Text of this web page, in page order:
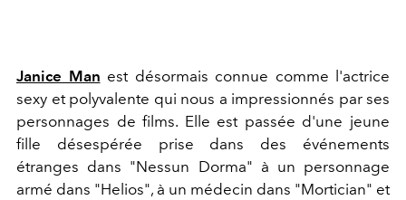
Janice Man est désormais connue comme l'actrice
sexy et polyvalente qui nous a impressionnés par ses
personnages de films. Elle est passée d'une jeune
fille désespérée prise dans des événements
étranges dans "Nessun Dorma" à un personnage
armé dans "Helios", à un médecin dans "Mortician" et